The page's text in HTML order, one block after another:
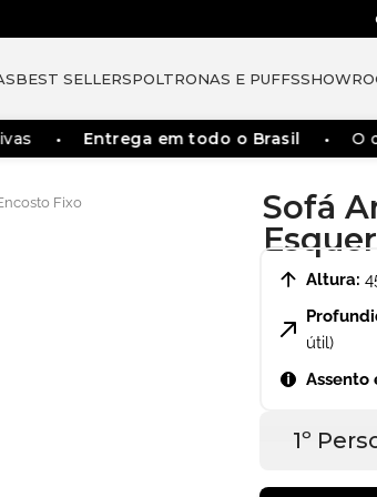
BEST SELLERSPOLTRONAS E PUFFS
Entrega em todo o Brasil O
Fixo
Sofá
Altura:
útil)
Assento
1º